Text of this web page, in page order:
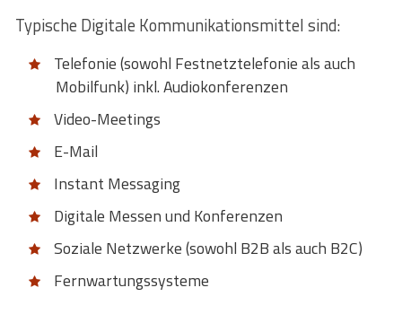
Typische Digitale Kommunikationsmittel sind:
Telefonie (sowohl Festnetztelefonie als auch
Mobilfunk) inkl. Audiokonferenzen
Video-Meetings
E-Mail
Instant Messaging
Digitale Messen und Konferenzen
Soziale Netzwerke (sowohl B2B als auch B2C)
Fernwartungssysteme